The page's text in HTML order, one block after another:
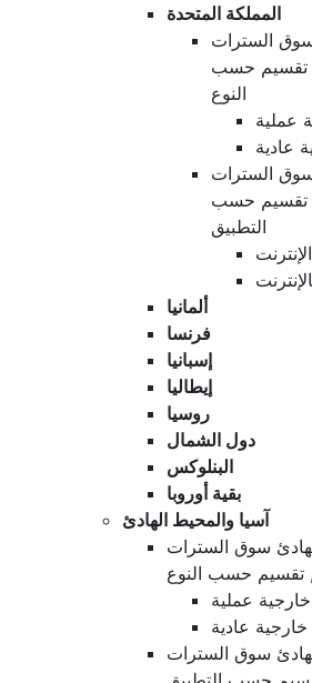
المملكة المتحدة
سوق السترات
تقسيم حسب
النوع
عملية
عادية
سوق السترات
تقسيم حسب
التطبيق
ألمانيا
فرنسا
إسبانيا
إيطاليا
روسيا
دول الشمال
البنلوكس
بقية أوروبا
آسيا والمحيط الهادئ
سوق السترات
تقسيم حسب النوع
عملية
عادية
سوق السترات